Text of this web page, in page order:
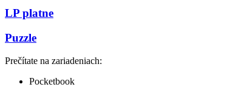
LP platne
Puzzle
Prečítate na zariadeniach:
Pocketbook